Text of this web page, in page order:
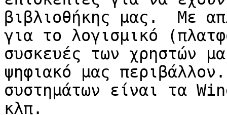
βιβλιοθήκης μας.  Με
για το λογισμικό
συσκευές των χρηστών
ψηφιακό μας
συστημάτων είναι τα
κλπ.